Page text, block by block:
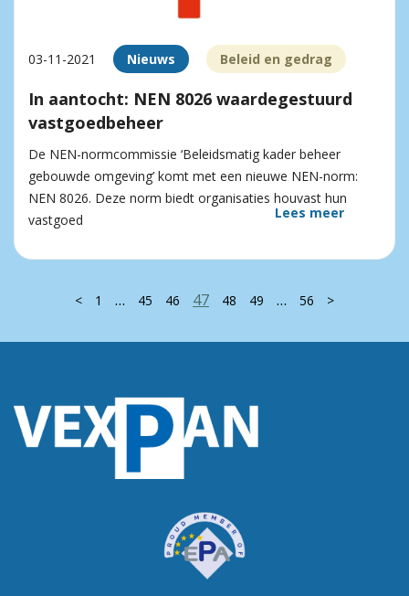
03-11-2021 Nieuws Beleid en gedrag
In aantocht: NEN 8026 waardegestuurd
vastgoedbeheer
De NEN-normcommissie ‘Beleidsmatig kader beheer
gebouwde omgeving’ komt met een nieuwe NEN-norm:
NEN 8026. Deze norm biedt organisaties houvast hun
vastgoed
Lees meer
< 1 … 45 46 47 48 49 … 56 >